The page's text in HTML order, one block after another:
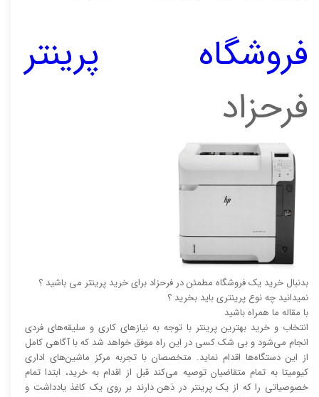
فروشگاه پرینتر
فرحزاد
بدنبال خرید یک فروشگاه مطمئن در فرحزاد برای خرید پرینتر می باشید ؟
نمیدانید چه نوع پرینتری باید بخرید ؟
با مقاله ما همراه باشید
انتخاب و خرید بهترین پرینتر با توجه به نیاز‌‌های کاری و سلیقه‌های فردی
انجام می‌شود و بی شک کسی در این راه موفق خواهد شد که با آگاهی کامل
از این دستگاه‌ها اقدام نماید. متخصصان با تجربه مرکز ماشین‌های اداری
کیومیتا به تمام متقاضیان توصیه می‌کند قبل از اقدام به خرید، ابتدا تمام
خصوصیاتی را که از یک پرینتر در ذهن دارند بر روی یک کاغذ یادداشت و